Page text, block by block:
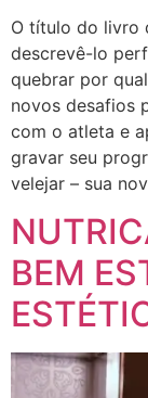
O título do livro
descrevê-lo
quebrar por
novos desafios
com o atleta e
gravar seu
velejar – sua
BEM